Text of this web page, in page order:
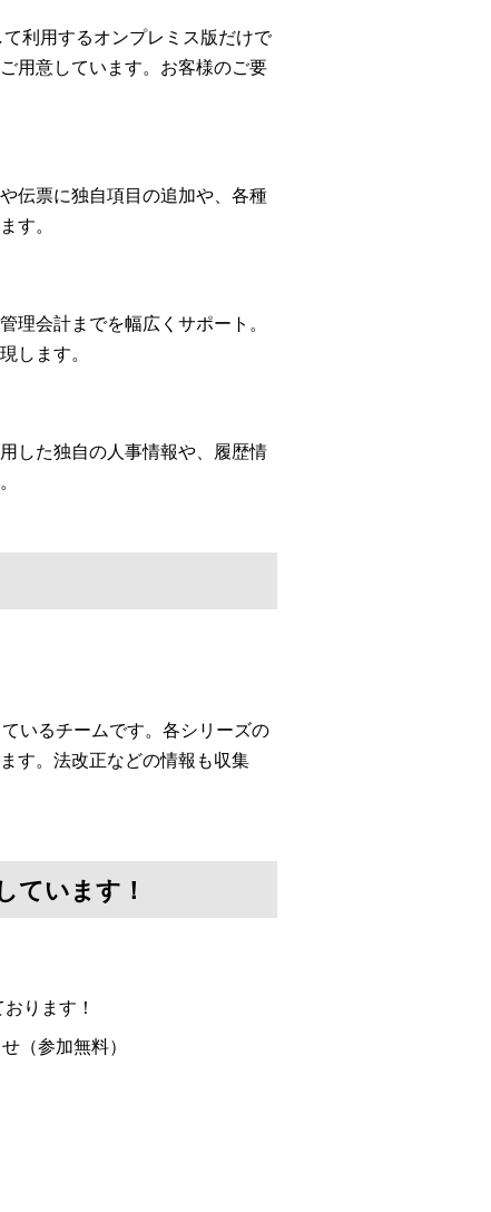
利用するオンプレミス版だけで
用意しています。お客様のご要
伝票に独自項目の追加や、各種
す。
理会計までを幅広くサポート。
します。
した独自の人事情報や、履歴情
いるチームです。各シリーズの
す。法改正などの情報も収集
ています！
ります！
（参加無料）